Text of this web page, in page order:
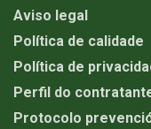
Aviso legal
Política de calidade
Política de
Perfil do
Protocolo